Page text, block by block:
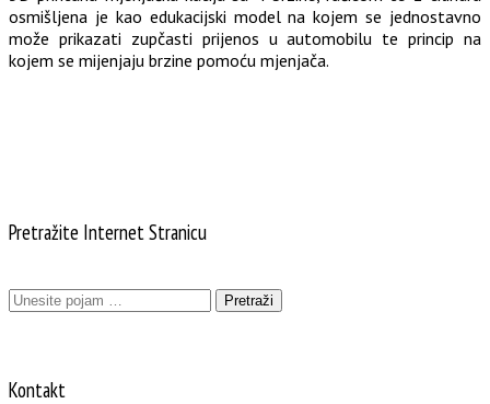
osmišljena je kao edukacijski model na kojem se jednostavno
može prikazati zupčasti prijenos u automobilu te princip na
kojem se mijenjaju brzine pomoću mjenjača.
Pretražite Internet Stranicu
Pretraži:
Kontakt